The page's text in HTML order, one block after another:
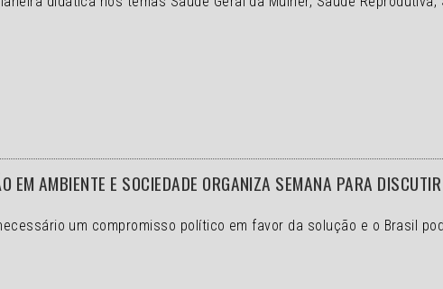
EM AMBIENTE E SOCIEDADE ORGANIZA SEMANA PARA
um compromisso político em favor da solução e o Brasil